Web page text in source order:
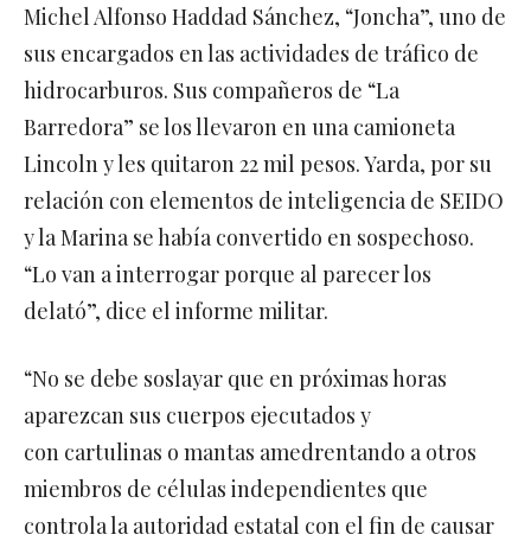
Michel Alfonso Haddad Sánchez, “Joncha”, uno de
sus encargados en las actividades de tráfico de
hidrocarburos. Sus compañeros de “La
Barredora” se los llevaron en una camioneta
Lincoln y les quitaron 22 mil pesos. Yarda, por su
relación con elementos de inteligencia de SEIDO
y la Marina se había convertido en sospechoso.
“Lo van a interrogar porque al parecer los
delató”, dice el informe militar.
“No se debe soslayar que en próximas horas
aparezcan sus cuerpos ejecutados y
con cartulinas o mantas amedrentando a otros
miembros de células independientes que
controla la autoridad estatal con el fin de causar